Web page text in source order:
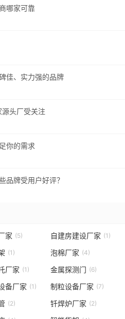
哪家可靠
佳、实力强的品牌
头厂受关注
你的需求
品牌受用户好评？
家 (5) 自建房建设厂家 (1)
(1) 泡棉厂家 (4)
厂家 (1) 金属探测门 (6)
备厂家 (1) 制粒设备厂家 (7)
(2) 钎焊炉厂家 (2)